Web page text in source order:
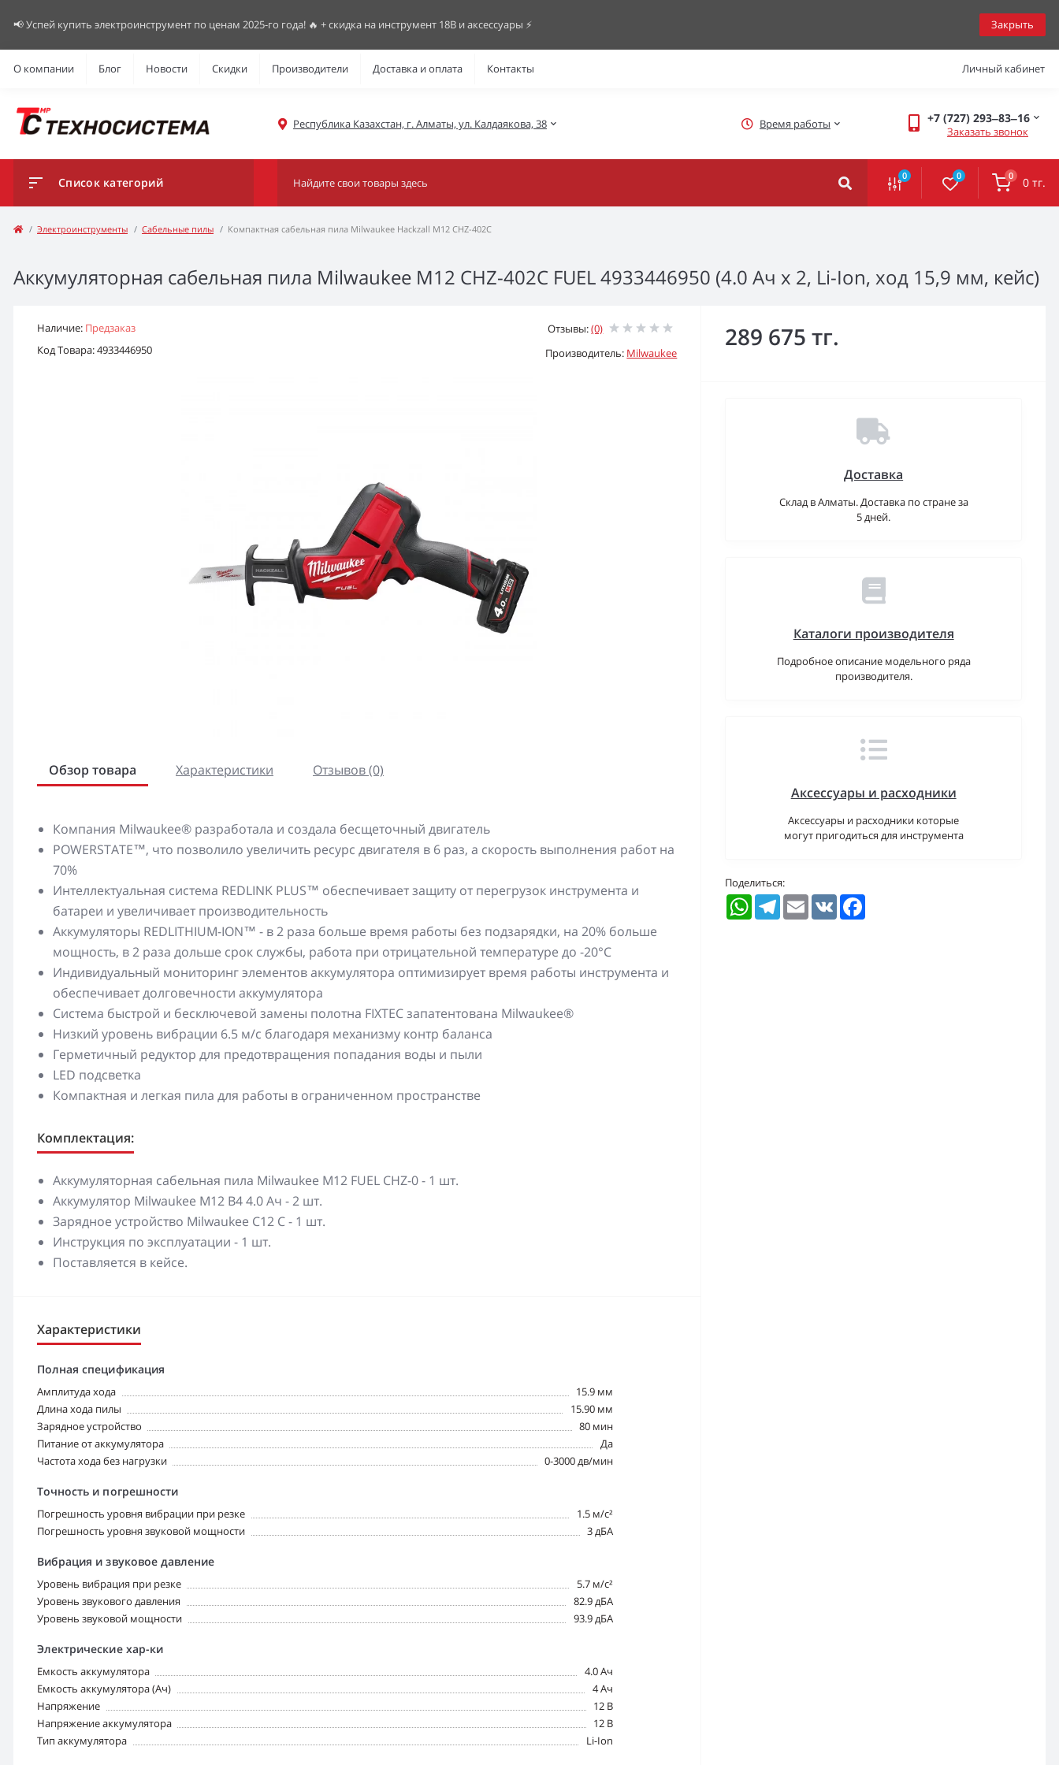
📢 Успей купить электроинструмент по ценам 2025-го года! 🔥 + скидка на инструмент 18В и аксессуары ⚡️ Закрыть
О компании Блог Новости Скидки Производители Доставка и оплата Контакты Личный кабинет
Республика Казахстан, г. Алматы, ул. Калдаякова, 38 Время работы +7 (727) 293‒83‒16
Заказать звонок
Список категорий 0 0 0 0 тг.
Электроинструменты Сабельные пилы Компактная сабельная пила Milwaukee Hackzall M12 CHZ-402C
Аккумуляторная сабельная пила Milwaukee M12 CHZ-402C FUEL 4933446950 (4.0 Ач x 2, Li-Ion, ход 15,9 мм, кейс)
Наличие: Предзаказ
Код Товара: 4933446950
Отзывы:(0)
Производитель: Milwaukee
Обзор товара Характеристики Отзывов (0)
Компания Milwaukee® разработала и создала бесщеточный двигатель
POWERSTATE™, что позволило увеличить ресурс двигателя в 6 раз, а скорость выполнения работ на
70%
Интеллектуальная система REDLINK PLUS™ обеспечивает защиту от перегрузок инструмента и
батареи и увеличивает производительность
Аккумуляторы REDLITHIUM-ION™ - в 2 раза больше время работы без подзарядки, на 20% больше
мощность, в 2 раза дольше срок службы, работа при отрицательной температуре до -20°С
Индивидуальный мониторинг элементов аккумулятора оптимизирует время работы инструмента и
обеспечивает долговечности аккумулятора
Система быстрой и бесключевой замены полотна FIXTEC запатентована Milwaukee®
Низкий уровень вибрации 6.5 м/с благодаря механизму контр баланса
Герметичный редуктор для предотвращения попадания воды и пыли
LED подсветка
Компактная и легкая пила для работы в ограниченном пространстве
Комплектация:
Аккумуляторная сабельная пила Milwaukee M12 FUEL CHZ-0 - 1 шт.
Аккумулятор Milwaukee M12 B4 4.0 Ач - 2 шт.
Зарядное устройство Milwaukee C12 C - 1 шт.
Инструкция по эксплуатации - 1 шт.
Поставляется в кейсе.
Характеристики
Полная спецификация
Амплитуда хода
15.9 мм
Длина хода пилы
15.90 мм
Зарядное устройство
80 мин
Питание от аккумулятора
Да
Частота хода без нагрузки
0-3000 дв/мин
Точность и погрешности
Погрешность уровня вибрации при резке
1.5 м/с²
Погрешность уровня звуковой мощности
3 дБА
Вибрация и звуковое давление
Уровень вибрация при резке
5.7 м/с²
Уровень звукового давления
82.9 дБА
Уровень звуковой мощности
93.9 дБА
Электрические хар-ки
Емкость аккумулятора
4.0 Ач
Емкость аккумулятора (Ач)
4 Ач
Напряжение
12 В
Напряжение аккумулятора
12 В
Тип аккумулятора
Li-Ion
289 675 тг.
Доставка
Склад в Алматы. Доставка по стране за
5 дней.
Каталоги производителя
Подробное описание модельного ряда
производителя.
Аксессуары и расходники
Аксессуары и расходники которые
могут пригодиться для инструмента
Поделиться:
WhatsAppTelegramEmail VK